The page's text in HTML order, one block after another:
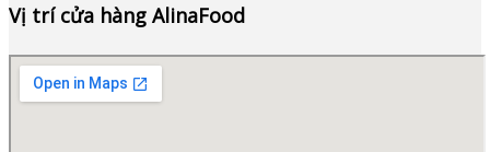
Vị trí cửa hàng AlinaFood